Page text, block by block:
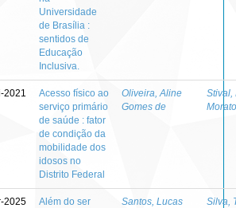
Universidade
de Brasília :
sentidos de
Educação
Inclusiva.
2021
Acesso físico ao
serviço primário
de saúde : fator
de condição da
mobilidade dos
idosos no
Distrito Federal
Oliveira, Aline
Gomes de
Stival,
Morato
2025
Além do ser
Santos, Lucas
Silva,